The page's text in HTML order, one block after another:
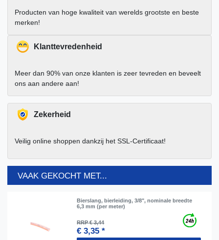
Producten van hoge kwaliteit van werelds grootste en beste
merken!
Klanttevredenheid
Meer dan 90% van onze klanten is zeer tevreden en beveelt
ons aan andere aan!
Zekerheid
Veilig online shoppen dankzij het SSL-Certificaat!
VAAK GEKOCHT MET...
Bierslang, bierleiding, 3/8", nominale breedte
6,3 mm (per meter)
RRP € 3,44
€ 3,35 *